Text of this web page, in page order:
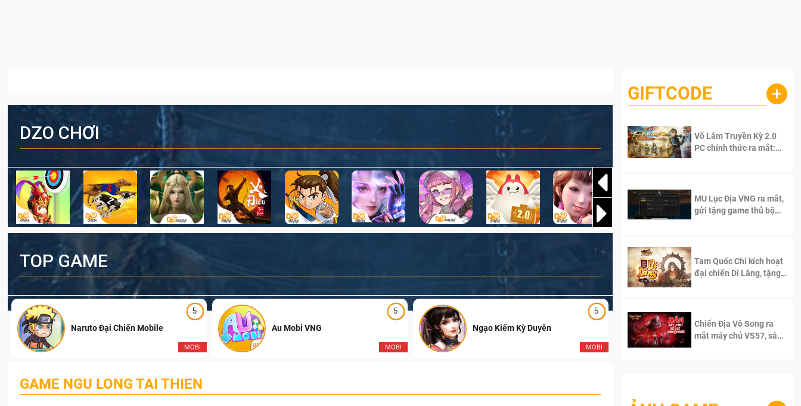
DZO CHƠI
TOP GAME
5
MOBI
Naruto Đại Chiến Mobile
5
MOBI
Au Mobi VNG
5
MOBI
Ngạo Kiếm Kỳ Duyên Ngạo Thiên Mobile
GAME NGU LONG TAI THIEN
GIFTCODE +
Võ Lâm Truyền Kỳ 2.0
PC chính thức ra mắt:
MU Lục Địa VNG ra mắt,
gửi tặng game thủ bộ
Tam Quốc Chí kích hoạt
đại chiến Di Lăng, tặng
Chiến Địa Vô Song ra
mắt máy chủ VS57, sân